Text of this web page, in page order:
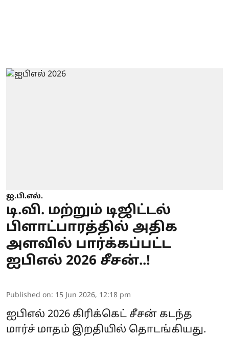
ஐ.பி.எல்.
டி.வி. மற்றும் டிஜிட்டல்
பிளாட்பாரத்தில் அதிக
அளவில் பார்க்கப்பட்ட
ஐபிஎல் 2026 சீசன்..!
Published on: 15 Jun 2026, 12:18 pm
ஐபிஎல் 2026 கிரிக்கெட் சீசன் கடந்த
மார்ச் மாதம் இறதியில் தொடங்கியது.